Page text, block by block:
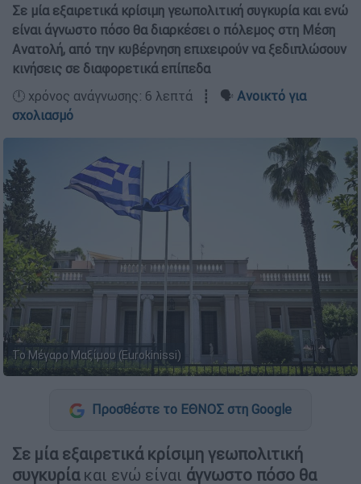
Σε μία εξαιρετικά κρίσιμη γεωπολιτική συγκυρία και ενώ
είναι άγνωστο πόσο θα διαρκέσει ο πόλεμος στη Μέση
Ανατολή, από την κυβέρνηση επιχειρούν να ξεδιπλώσουν
κινήσεις σε διαφορετικά επίπεδα
🕛 χρόνος ανάγνωσης: 6 λεπτά ┋ 🗣️ Ανοικτό για
σχολιασμό
Το Μέγαρο Μαξίμου (Eurokinissi)
Προσθέστε το ΕΘΝΟΣ στη Google
Σε μία εξαιρετικά κρίσιμη γεωπολιτική
συγκυρίακαι ενώ είναι άγνωστο πόσο θα